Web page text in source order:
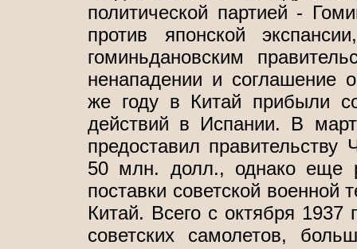
политической партией -
против японской
гоминьдановским
ненападении и соглашение
же году в Китай прибыли
действий в Испании. В
предоставил
50 млн. долл., однако еще
поставки советской военной
Китай. Всего с октября 1937
советских самолетов,